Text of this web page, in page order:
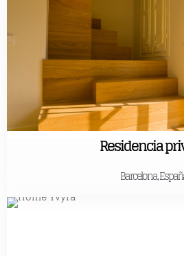
Residencia
Barcelona,